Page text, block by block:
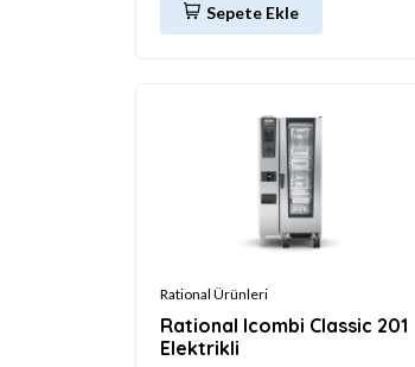
Sepete Ekle
Rational Ürünleri
Rational Icombi Classic 201
Elektrikli